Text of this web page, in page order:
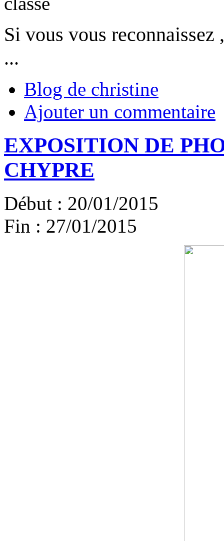
Si vous vous reconnaissez
...
Blog de christine
Ajouter un commentaire
EXPOSITION DE
CHYPRE
Début : 20/01/2015
Fin : 27/01/2015